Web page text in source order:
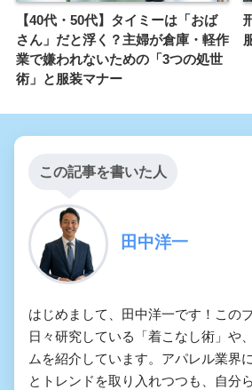
【40代・50代】タイミーは「おば
さん」だと浮く？主婦が倉庫・軽作
業で嫌われないための「3つの処世
術」と服装マナー
この記事を書いた人
田中洋一
はじめまして、田中洋一です！この
日々研究している「着こなし術」や
ムを紹介しています。アパレル業界
とトレンドを取り入れつつも、自分